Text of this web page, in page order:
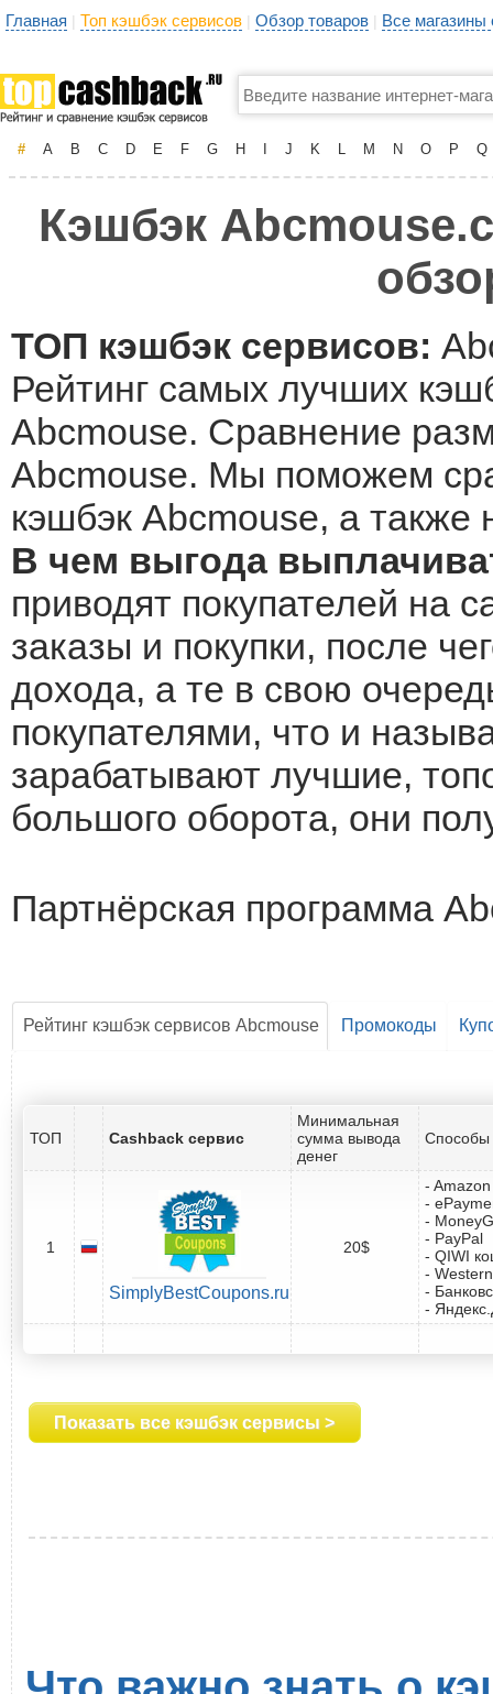
Главная | Топ кэшбэк сервисов | Обзор товаров | Все
# A B C D E F G H J K L M N O P Q
Кэшбэк
ТОП кэшбэк сервисов:
Рейтинг самых лучших
Abcmouse. Сравнение
Abcmouse. Мы поможем
кэшбэк Abcmouse, а также
В чем выгода
приводят покупателей на
заказы и покупки, после
дохода, а те в свою
покупателями, что и
зарабатывают лучшие,
большого оборота, они
Партнёрская программа
Рейтинг кэшбэк сервисов Abcmouse Промокоды
ТОП Cashback сервис
Минимальная
сумма вывода
денег
Способы
1
SimplyBestCoupons.ru
20$
-
-
-
- PayPal
- QIWI
-
-
-
Показать все кэшбэк сервисы >